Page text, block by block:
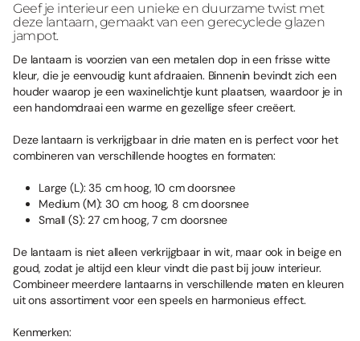
Geef je interieur een unieke en duurzame twist met
deze lantaarn, gemaakt van een gerecyclede glazen
jampot.
De lantaarn is voorzien van een metalen dop in een frisse witte
kleur, die je eenvoudig kunt afdraaien. Binnenin bevindt zich een
houder waarop je een waxinelichtje kunt plaatsen, waardoor je in
een handomdraai een warme en gezellige sfeer creëert.
Deze lantaarn is verkrijgbaar in drie maten en is perfect voor het
combineren van verschillende hoogtes en formaten:
Large (L): 35 cm hoog, 10 cm doorsnee
Medium (M): 30 cm hoog, 8 cm doorsnee
Small (S): 27 cm hoog, 7 cm doorsnee
De lantaarn is niet alleen verkrijgbaar in wit, maar ook in beige en
goud, zodat je altijd een kleur vindt die past bij jouw interieur.
Combineer meerdere lantaarns in verschillende maten en kleuren
uit ons assortiment voor een speels en harmonieus effect.
Kenmerken: